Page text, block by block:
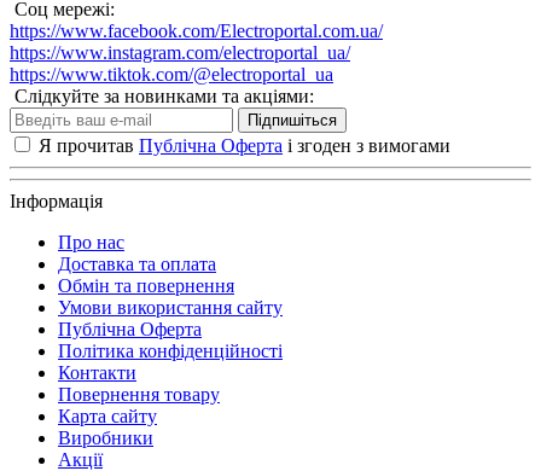
Соц мережі:
https://www.facebook.com/Electroportal.com.ua/
https://www.instagram.com/electroportal_ua/
https://www.tiktok.com/@electroportal_ua
Слідкуйте за новинками та акціями:
Підпишіться
Я прочитав Публічна Оферта і згоден з вимогами
Інформація
Про нас
Доставка та оплата
Обмін та повернення
Умови використання сайту
Публічна Оферта
Політика конфіденційності
Контакти
Повернення товару
Карта сайту
Виробники
Акції